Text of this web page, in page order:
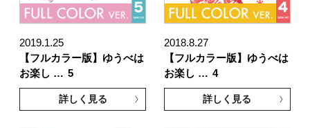
2019.1.25
【フルカラー版】ゆうべは
お楽し … 5
詳しく見る
2018.8.27
【フルカラー版】ゆうべは
お楽し … 4
詳しく見る